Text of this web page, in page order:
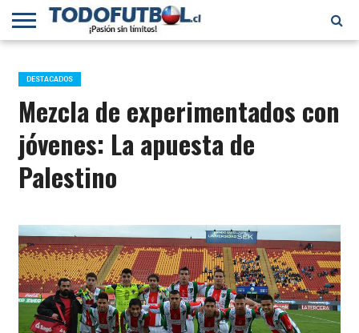
PRIMERA
B
SELECCIÓN
CHILENA
CHILENOS
EN EL
MUNDO
FÚTBOL
INTERNACIONAL
DESTACADOS
Mezcla de experimentados con
jóvenes: La apuesta de
Palestino